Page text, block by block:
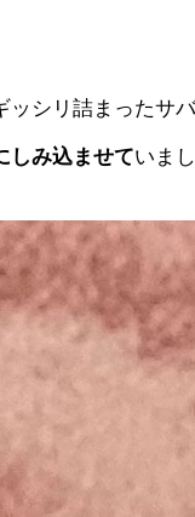
シリ詰まったサ
しみ込ませていま